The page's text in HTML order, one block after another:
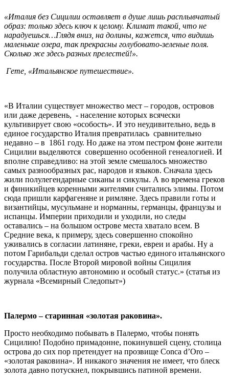
«Италия без Сицилии оставляет в душе лишь расплывчатый
образ: только здесь ключ к целому. Климат такой, что не
нарадуешься…Глядя вниз, на долины, кажется, что видишь
маленькие озера, так прекрасны голубовато-зеленые поля.
Сколько же здесь разных прелестей!».
Гете, «Итальянское путешествие».
«В Италии существует множество мест – городов, островов
или даже деревень, - население которых всячески
культивирует свою «особость». И это неудивительно, ведь в
единое государство Италия превратилась сравнительно
недавно – в 1861 году. Но даже на этом пестром фоне жители
Сицилии выделяются совершенно особенной генеалогией. И
вполне справедливо: на этой земле смешалось множество
самых разнообразных рас, народов и языков. Сначала здесь
жили полулегендарные сиканы и сикулы. А во времена греков
и финикийцев коренными жителями считались элимы. Потом
сюда пришли карфагеняне и римляне. Здесь правили готы и
византийцы, мусульмане и норманны, германцы, французы и
испанцы. Империи приходили и уходили, но следы
оставались – на большом острове места хватало всем. В
Средние века, к примеру, здесь совершенно спокойно
уживались в согласии латиняне, греки, евреи и арабы. Ну а
потом Гарибальди сделал остров частью единого итальянского
государства. После Второй мировой войны Сицилия
получила областную автономию и особый статус.» (статья из
журнала «Всемирный Следопыт»)
Палермо – старинная «золотая раковина».
Просто необходимо побывать в Палермо, чтобы понять
Сицилию! Подобно примадонне, покинувшей сцену, столица
острова до сих пор претендует на прозвище Conca d’Oro –
«золотая раковина». И никакого значения не имеет, что блеск
золота давно потускнел, покрывшись патиной времени.